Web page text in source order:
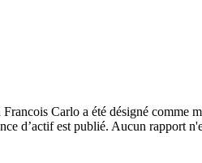
Carlo a été désigné comme
d’actif est publié. Aucun rapport